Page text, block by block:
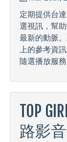
定期提供台
選視訊，幫
最新的動脈
上的參考資
隨選播放服
TOP
路影